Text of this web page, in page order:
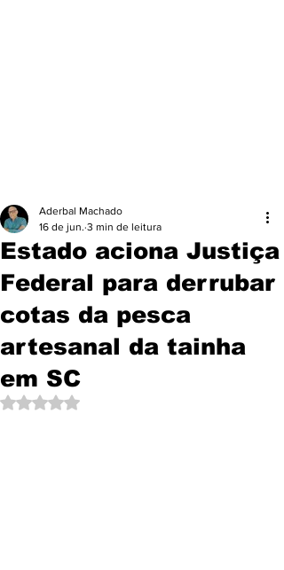
Estado aciona Justiça
Federal para derrubar
cotas da pesca
artesanal da tainha
em SC
Aderbal Machado
16 de jun. 3 min de leitura
Avaliado com NaN de 5 estrelas.